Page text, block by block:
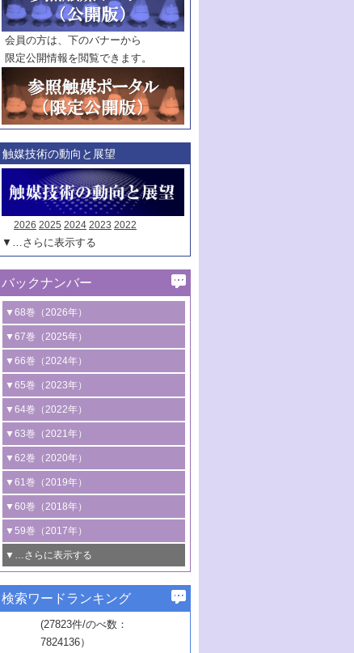
範囲指定
巻
号～
巻
号
触媒年鑑
年度
記事種別
マーク：
マークあり
会員の方は、下のバナーから
限定公開情報を閲覧できます。
触媒技術の動向と展望
2026 2025 2024 2023 2022
▼…さらに表示する
バックナンバー
▼68巻（2026年）
1号 過酸化水素合成に関する研究動向
2号 コンピューター技術により加速する
触媒開発
3号 有機分子変換やCO 資源化のための
光触媒に関する最近の研究
B号 第137回触媒討論会（2026年）
▼67巻（2025年）
1号 CO
水素化によるグリーン燃料/グリ
ーンケミカル製造
2号 水素製造のための水分解技術に関す
る最近の研究
3号 オレフィン系樹脂の精密合成に関す
る最新技術
4号 アルコール類の効率的変換を実現す
る非貴金属触媒の研究動向
5号 ゼオライトの合成と応用における研
究動向
6号 ヘテロ接合界面
B号 第135回触媒討論会（2025年）
▼66巻（2024年）
1号 低次元ナノ構造を有する触媒材料
2号 規制反応場を活用した固体触媒研究
の新展開
3号 未踏分子変換を目指した酸化触媒プ
ロセスの最前線
4号 シンクロトロン放射光および中性子
線を利用した触媒解析技術の最先端
5号 単原子触媒
6号 参照触媒委員会からのお知らせ
B号 第133回触媒討論会（2023年）
▼65巻（2023年）
1号 炭素が関わる触媒機能
2号 プラスチックケミカルリサイクルの
ための触媒技術
3号 非酸化物系金属化合物を基盤とした
触媒材料の開発
4号 格子酸素・格子酸素欠陥を利用した
触媒反応
5号 生体触媒によるエネルギー変換反応
6号 窒素とリンの循環のための触媒・機
能性材料
▼64巻（2022年）
1号 合成ガス製造とCOを用いるケミカル
ズ合成の最新動向
2号 化学品合成のための合金触媒開発
3号 CO の排出削減および有効活用のた
めの触媒技術
4号 若手による情報発信企画～とびたて
若き触媒の研究者たち～（1）
若き触媒の研究者たち～（2）
6号 石油のノーブル・ユースを志向した
触媒技術
▼63巻（2021年）
1号 金触媒の新展開
2号 ペロブスカイト
3号 特殊反応場を利用した触媒的分子変
換反応
4号 多孔質材料を用いた触媒の新展開
5号 情報学的手法を用いた触媒開発
6号 カーボンニュートラルに向けた電解
技術
B号 第127回触媒討論会（2021年・オン
ライン開催(Zoom)のみ）
▼62巻（2020年）
1号 触媒設計を拓く欠陥構造のキャラク
タリゼーション
2号 機能化学品製造に資するクリーンな
触媒的酸化反応
3号 水処理のための触媒化学
4号 光触媒を用いた水分解の最新の研究
動向
5号 次世代の触媒プロセスを支えるマイ
▼61巻（2019年）
1号 物質移動制御に着目した触媒プロセ
ス開発
2号 CO2 フリー水素サプライチェーンに
関わる触媒開発動向
3号 精密高分子合成に関する最近の研究
動向
4号 バイオマス化成品製造のための触媒
▼60巻（2018年）
1号 固体酸触媒の最新の研究動向
2号 二酸化炭素からの有用化学品合成
3号 ナノ粒子・クラスター触媒の最前線
4号 60周年記念企画
5号 進化するゼオライト合成技術
6号 非貴金属系触媒における電気化学的
▼59巻（2017年）
1号 いたるところに，触媒
最先端技術
3号 無機分離膜材料の開発と触媒反応プ
ロセスへの適用
▼…さらに表示する
1号 ユニークな構造の高分子を生み出す触
2号 リグニンからの化成品製造に向けた触
▼57巻（2015年）
1号 水素キャリアにかかわる触媒技術の新
▼56巻（2014年）
検索ワードランキング
(27823件/のべ数：
7824136）